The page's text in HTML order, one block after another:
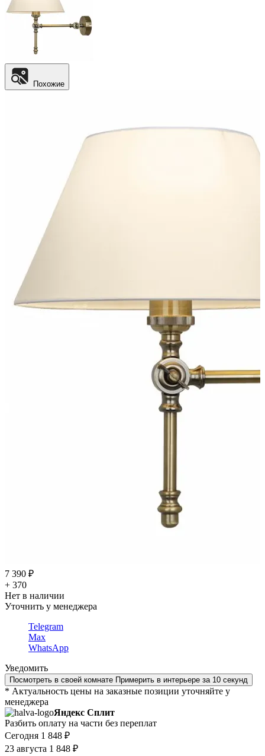
Похожие
7 390 ₽
+ 370
Нет в наличии
Уточнить у менеджера
Telegram
Max
WhatsApp
Уведомить
Посмотреть в своей комнате Примерить в интерьере за 10 секунд
* Актуальность цены на заказные позиции уточняйте у
менеджера
Яндекс Сплит
Разбить оплату на части без переплат
Сегодня 1 848 ₽
23 августа 1 848 ₽